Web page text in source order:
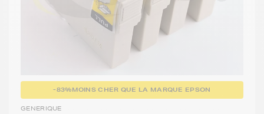
-83%MOINS CHER QUE LA MARQUE EPSON
GENERIQUE